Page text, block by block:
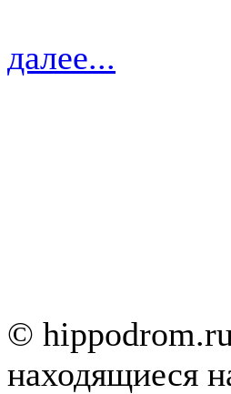
далее...
©
находящиеся